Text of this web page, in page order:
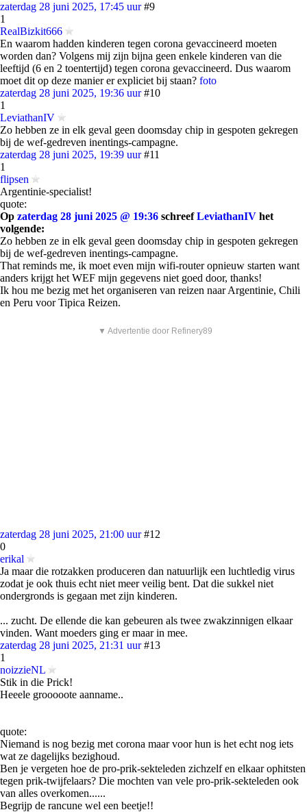
zaterdag 28 juni 2025, 17:45 uur #9
1
RealBizkit666
En waarom hadden kinderen tegen corona gevaccineerd moeten
worden dan? Volgens mij zijn bijna geen enkele kinderen van die
leeftijd (6 en 2 toentertijd) tegen corona gevaccineerd. Dus waarom
moet dit op deze manier er expliciet bij staan? foto
zaterdag 28 juni 2025, 19:36 uur #10
1
LeviathanIV
Zo hebben ze in elk geval geen doomsday chip in gespoten gekregen
bij de wef-gedreven inentings-campagne.
zaterdag 28 juni 2025, 19:39 uur #11
1
flipsen
Argentinie-specialist!
quote:
Op zaterdag 28 juni 2025 @ 19:36 schreefLeviathanIV het
volgende:
Zo hebben ze in elk geval geen doomsday chip in gespoten gekregen
bij de wef-gedreven inentings-campagne.
That reminds me, ik moet even mijn wifi-router opnieuw starten want
anders krijgt het WEF mijn gegevens niet goed door, thanks!
Ik hou me bezig met het organiseren van reizen naar Argentinie, Chili
en Peru voor Tipica Reizen.
▼ Advertentie door Refinery89
zaterdag 28 juni 2025, 21:00 uur #12
0
erikal
Ja maar die rotzakken produceren dan natuurlijk een luchtledig virus
zodat je ook thuis echt niet meer veilig bent. Dat die sukkel niet
ondergronds is gegaan met zijn kinderen.
... zucht. De ellende die kan gebeuren als twee zwakzinnigen elkaar
vinden. Want moeders ging er maar in mee.
zaterdag 28 juni 2025, 21:31 uur #13
1
noizzieNL
Stik in die Prick!
Heeele grooooote aanname..
quote:
Niemand is nog bezig met corona maar voor hun is het echt nog iets
wat ze dagelijks bezighoud.
Ben je vergeten hoe de pro-prik-sekteleden zichzelf en elkaar ophitsten
tegen prik-twijfelaars? Die mochten van vele pro-prik-sekteleden ook
van alles overkomen......
Begrijp de rancune wel een beetje!!